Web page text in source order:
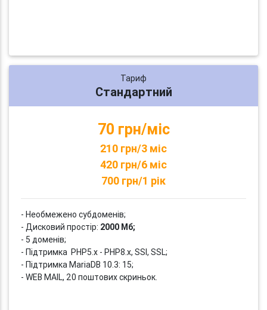
Тариф
Стандартний
70 грн/міс
210 грн/3 міс
420 грн/6 міс
700 грн/1 рік
- Необмежено субдоменів;
- Дисковий простір: 2000 Мб;
- 5 доменів;
- Підтримка PHP5.x - PHP8.x, SSI, SSL;
- Підтримка MariaDB 10.3: 15;
- WEB MAIL, 20 поштових скриньок.